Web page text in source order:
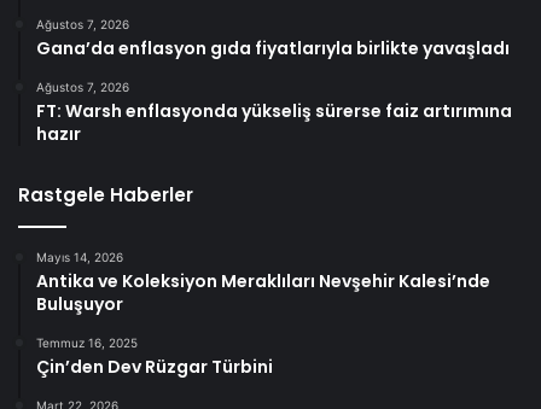
Ağustos 7, 2026
Gana’da enflasyon gıda fiyatlarıyla birlikte yavaşladı
Ağustos 7, 2026
FT: Warsh enflasyonda yükseliş sürerse faiz artırımına
hazır
Rastgele Haberler
Mayıs 14, 2026
Antika ve Koleksiyon Meraklıları Nevşehir Kalesi’nde
Buluşuyor
Temmuz 16, 2025
Çin’den Dev Rüzgar Türbini
Mart 22, 2026